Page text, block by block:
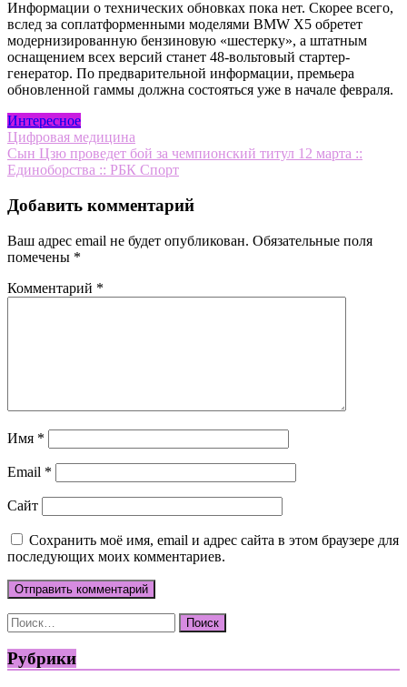
Информации о технических обновках пока нет. Скорее всего,
вслед за соплатформенными моделями BMW X5 обретет
модернизированную бензиновую «шестерку», а штатным
оснащением всех версий станет 48-вольтовый стартер-
генератор. По предварительной информации, премьера
обновленной гаммы должна состояться уже в начале февраля.
Интересное
Навигация
по
Цифровая медицина
Сын Цзю проведет бой за чемпионский титул 12 марта ::
Единоборства :: РБК Спорт
Добавить комментарий
Ваш адрес email не будет опубликован. Обязательные поля
помечены *
Комментарий *
Имя *
Email *
Сайт
Сохранить моё имя, email и адрес сайта в этом браузере для
последующих моих комментариев.
Найти:
Рубрики